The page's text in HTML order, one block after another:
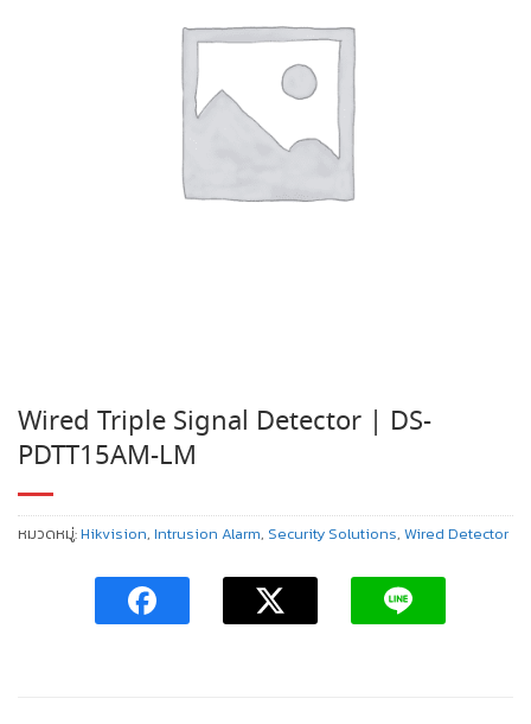
Wired Triple Signal Detector | DS-
PDTT15AM-LM
หมวดหมู่:Hikvision, Intrusion Alarm, Security Solutions, Wired Detector